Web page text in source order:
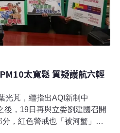
太寬鬆 質疑護航六輕
光芃，繼指出AQI新制中
後，19日再與立委劉建國召開
，紅色警戒也「被河蟹」消